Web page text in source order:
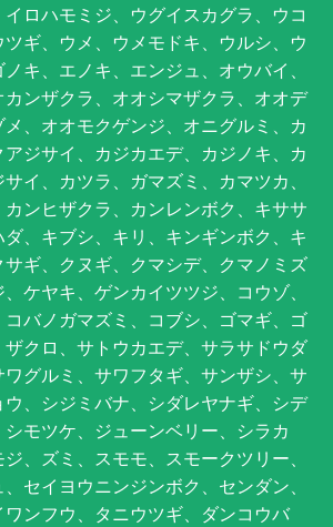
ロハモミジ、ウグイスカグラ、ウコ
ギ、ウメ、ウメモドキ、ウルシ、ウ
キ、エノキ、エンジュ、オウバイ、
ンザクラ、オオシマザクラ、オオデ
、オオモクゲンジ、オニグルミ、カ
ジサイ、カジカエデ、カジノキ、カ
イ、カツラ、ガマズミ、カマツカ、
ンヒザクラ、カンレンボク、キササ
、キブシ、キリ、キンギンボク、キ
ギ、クヌギ、クマシデ、クマノミズ
ケヤキ、ゲンカイツツジ、コウゾ、
バノガマズミ、コブシ、ゴマギ、ゴ
クロ、サトウカエデ、サラサドウダ
グルミ、サワフタギ、サンザシ、サ
、シジミバナ、シダレヤナギ、シデ
モツケ、ジューンベリー、シラカ
、ズミ、スモモ、スモークツリー、
セイヨウニンジンボク、センダン、
ンフウ、タニウツギ、ダンコウバ